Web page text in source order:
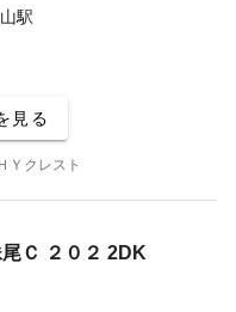
駅
見る
Ｙクレスト
Ｃ ２０２ 2DK